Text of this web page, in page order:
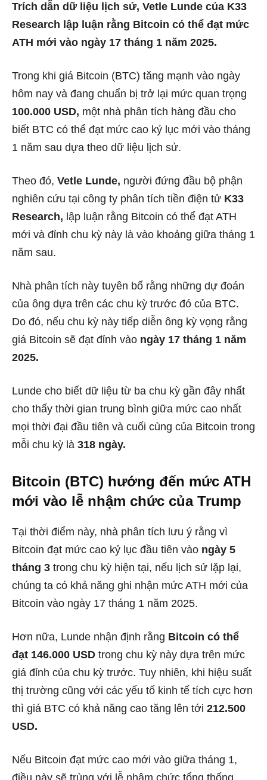
Trích dẫn dữ liệu lịch sử, Vetle Lunde của K33
Research lập luận rằng Bitcoin có thể đạt mức
ATH mới vào ngày 17 tháng 1 năm 2025.
Trong khi giá Bitcoin (BTC) tăng mạnh vào ngày
hôm nay và đang chuẩn bị trở lại mức quan trọng
100.000 USD, một nhà phân tích hàng đầu cho
biết BTC có thể đạt mức cao kỷ lục mới vào tháng
1 năm sau dựa theo dữ liệu lịch sử.
Theo đó, Vetle Lunde, người đứng đầu bộ phận
nghiên cứu tại công ty phân tích tiền điện tử K33
Research, lập luận rằng Bitcoin có thể đạt ATH
mới và đỉnh chu kỳ này là vào khoảng giữa tháng 1
năm sau.
Nhà phân tích này tuyên bố rằng những dự đoán
của ông dựa trên các chu kỳ trước đó của BTC.
Do đó, nếu chu kỳ này tiếp diễn ông kỳ vọng rằng
giá Bitcoin sẽ đạt đỉnh vào ngày 17 tháng 1 năm
2025.
Lunde cho biết dữ liệu từ ba chu kỳ gần đây nhất
cho thấy thời gian trung bình giữa mức cao nhất
mọi thời đại đầu tiên và cuối cùng của Bitcoin trong
mỗi chu kỳ là 318 ngày.
Bitcoin (BTC) hướng đến mức ATH
mới vào lễ nhậm chức của Trump
Tại thời điểm này, nhà phân tích lưu ý rằng vì
Bitcoin đạt mức cao kỷ lục đầu tiên vào ngày 5
tháng 3 trong chu kỳ hiện tại, nếu lịch sử lặp lại,
chúng ta có khả năng ghi nhận mức ATH mới của
Bitcoin vào ngày 17 tháng 1 năm 2025.
Hơn nữa, Lunde nhận định rằng Bitcoin có thể
đạt 146.000 USD trong chu kỳ này dựa trên mức
giá đỉnh của chu kỳ trước. Tuy nhiên, khi hiệu suất
thị trường cũng với các yếu tố kinh tế tích cực hơn
thì giá BTC có khả năng cao tăng lên tới 212.500
USD.
Nếu Bitcoin đạt mức cao mới vào giữa tháng 1,